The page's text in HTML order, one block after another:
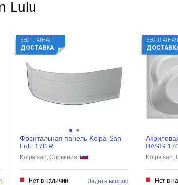
Lulu
БЕСПЛАТНАЯ
ДОСТАВКА
Фронтальная панель Kolpa-San
Lulu 170 R
Kolpa san, Словения
Нет в наличии Задать вопрос
БЕСПЛАТНАЯ
BASIS
Kolpa san,
Нет в